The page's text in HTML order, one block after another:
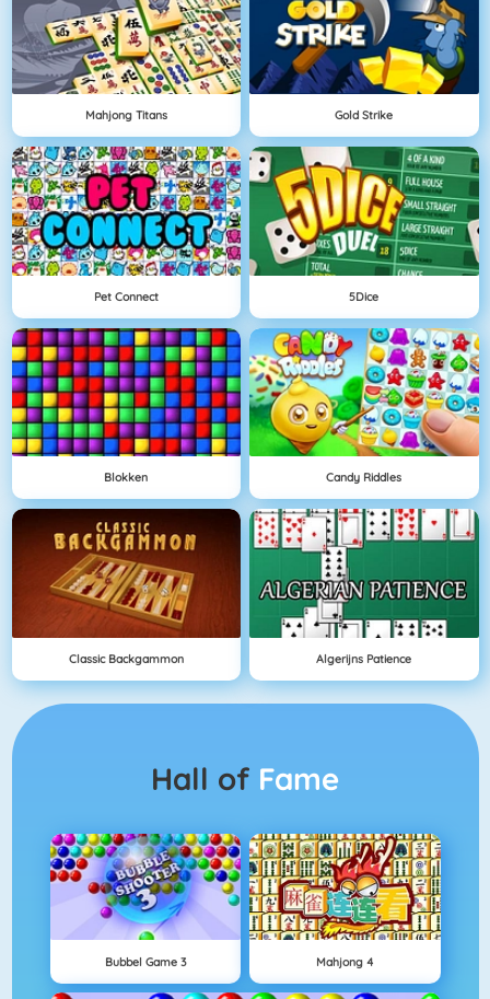
Mahjong Titans Gold Strike
Pet Connect 5Dice
Blokken Candy Riddles
Classic Backgammon Algerijns Patience
Hall of Fame
Bubbel Game 3 Mahjong 4